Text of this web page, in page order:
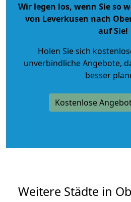
Wir legen los, wenn Sie so
von Leverkusen nach
auf Sie!
Holen Sie sich
unverbindliche Angebote,
besser
Kostenlose
Weitere Städte in